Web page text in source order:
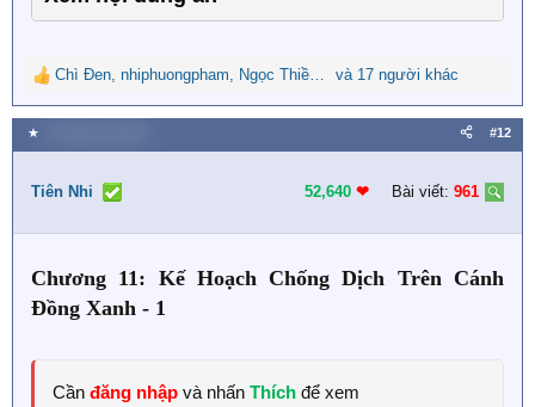
R
e
a
c
i
n
:
Chì Đen, nhiphuongpham, Ngọc Thiền Sầu và 17 người khác
★ #12
Tiên Nhi 52,640 ❤︎ Bài viết: 961
Chương 11: Kế Hoạch Chống Dịch Trên Cánh
Đồng Xanh - 1
Cần đăng nhập và nhấn Thích để xem